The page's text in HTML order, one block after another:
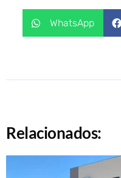
WhatsApp
Relacionados: